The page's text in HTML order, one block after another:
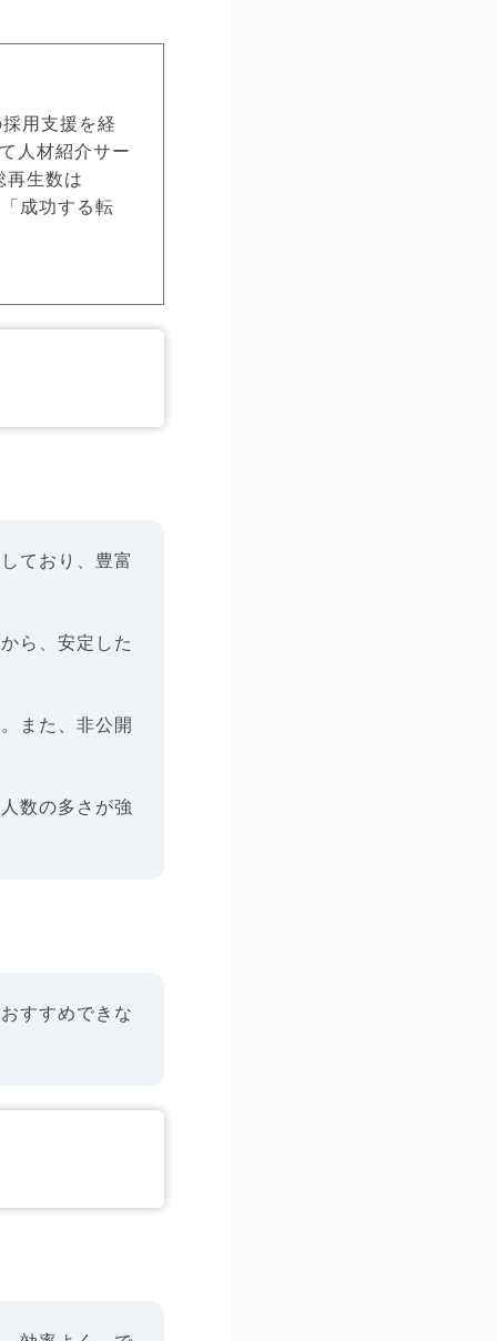
用支援を経
人材紹介サー
再生数は
成功する転
ており、豊富
ら、安定した
また、非公開
数の多さが強
すすめできな